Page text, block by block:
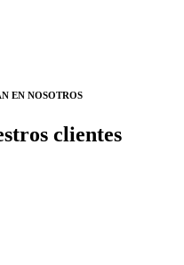
EN NOSOTROS
clientes